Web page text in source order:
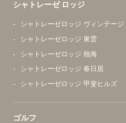
シャトレーゼ ロッジ
シャトレーゼロッジ ヴィンテージ
シャトレーゼロッジ 東雲
シャトレーゼロッジ 熱海
シャトレーゼロッジ 春日居
シャトレーゼロッジ 甲斐ヒルズ
ゴルフ